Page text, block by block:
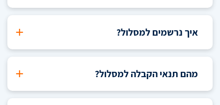
איך נרשמים למסלול? +
מהם תנאי הקבלה למסלול? +